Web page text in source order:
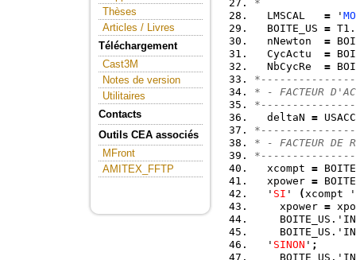
Thèses
Articles / Livres
Téléchargement
Cast3M
Notes de version
Utilitaires
Contacts
Outils CEA associés
MFront
AMITEX_FFTP
*
  LMSCAL
= '
  BOITE_US
=
  nNewton
=
  CycActu
=
  NbCycRe
=
* - FACTEUR
  deltaN
=
* - FACTEUR DE
  xcompt
=
  xpower
=
  '
SI ' (xcompt '
    xpower
=
  '
SINON ' ;